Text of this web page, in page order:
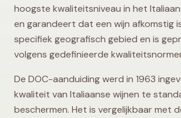
hoogste kwaliteitsniveau in het
en garandeert dat een wijn afkomstig
specifiek geografisch gebied en is
volgens gedefinieerde
De DOC-aanduiding werd in 1963
kwaliteit van Italiaanse wijnen te
beschermen. Het is vergelijkbaar met